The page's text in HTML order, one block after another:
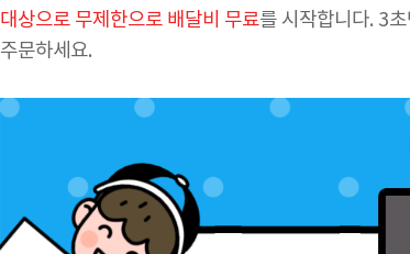
대상으로 무제한으로 배달비 무료를 시작합니다. 3
주문하세요.